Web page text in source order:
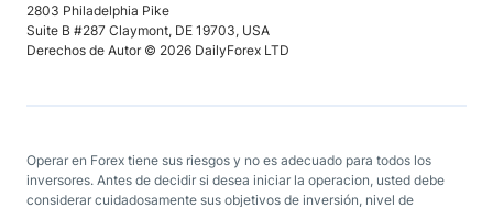
2803 Philadelphia Pike
Suite B #287 Claymont, DE 19703, USA
Derechos de Autor © 2026 DailyForex LTD
Operar en Forex tiene sus riesgos y no es adecuado para todos los
inversores. Antes de decidir si desea iniciar la operacion, usted debe
considerar cuidadosamente sus objetivos de inversión, nivel de